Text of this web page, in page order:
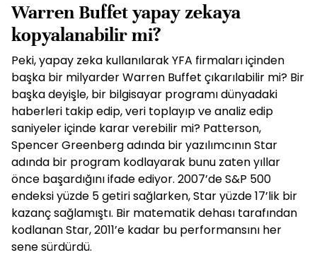
Warren Buffet yapay zekaya
kopyalanabilir mi?
Peki, yapay zeka kullanılarak YFA firmaları içinden
başka bir milyarder Warren Buffet çıkarılabilir mi? Bir
başka deyişle, bir bilgisayar programı dünyadaki
haberleri takip edip, veri toplayıp ve analiz edip
saniyeler içinde karar verebilir mi? Patterson,
Spencer Greenberg adında bir yazılımcının Star
adında bir program kodlayarak bunu zaten yıllar
önce başardığını ifade ediyor. 2007’de S&P 500
endeksi yüzde 5 getiri sağlarken, Star yüzde 17’lik bir
kazanç sağlamıştı. Bir matematik dehası tarafından
kodlanan Star, 2011’e kadar bu performansını her
sene sürdürdü.